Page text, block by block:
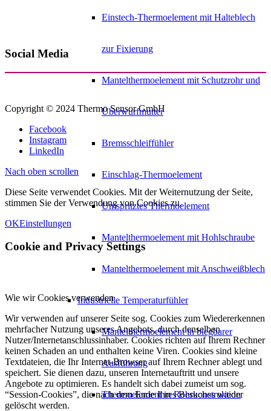
Einstech-Thermoelement mit Halteblech
zur Fixierung
Mantelthermoelement mit Schutzrohr und
Überwurfmutter
Bremsschleiffühler
Einschlag-Thermoelement
Umspritztes Thermoelement
Mantelthermoelement mit Hohlschraube
Mantelthermoelement mit Anschweißblech
Industrielle Temperaturfühler
Mantelthermoelement in biegbarer
Ausführung
Thermoelement in Rohrkonstruktion
Social Media
Copyright © 2024 Thermo Sensor GmbH
Facebook
Instagram
LinkedIn
Nach oben scrollen
Diese Seite verwendet Cookies. Mit der Weiternutzung der Seite,
stimmen Sie der Verwendung von Cookies zu.
OKEinstellungen
Cookie and Privacy Settings
Wie wir Cookies verwenden
Wir verwenden auf unserer Seite sog. Cookies zum Wiedererkennen
mehrfacher Nutzung unseres Angebots, durch denselben
Nutzer/Internetanschlussinhaber. Cookies richten auf Ihrem Rechner
keinen Schaden an und enthalten keine Viren. Cookies sind kleine
Textdateien, die Ihr Internet-Browser auf Ihrem Rechner ablegt und
speichert. Sie dienen dazu, unseren Internetauftritt und unsere
Angebote zu optimieren. Es handelt sich dabei zumeist um sog.
“Session-Cookies”, die nach dem Ende Ihres Besuches wieder
gelöscht werden.